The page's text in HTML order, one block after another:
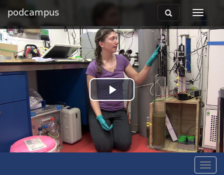
podcampus
Toggle
Toggle
navigation
Play
Video